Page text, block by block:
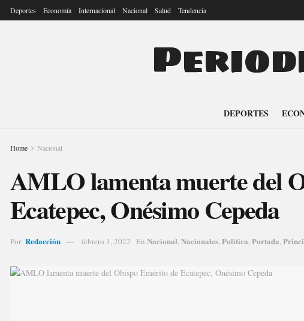
Deportes Economía Internacional Nacional Salud Tendencia
DEPORTES
Home Nacional
AMLO lamenta muerte del
Ecatepec, Onésimo Cepeda
Por: Redacción febrero 1, 2022 En Nacional,Nacionales,Política,Portada,